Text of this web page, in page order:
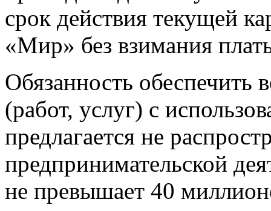
срок действия текущей
«Мир» без взимания
Обязанность обеспечить
(работ, услуг) с
предлагается не
предпринимательской
не превышает 40